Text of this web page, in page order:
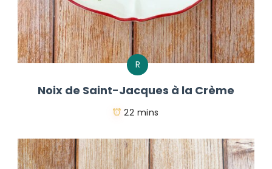
R
Noix de Saint-Jacques à la Crème
22 mins